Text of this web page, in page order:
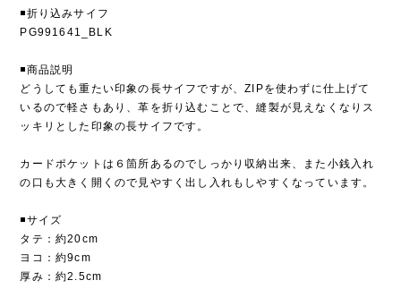
◾️折り込みサイフ
PG991641_BLK
◾️商品説明
どうしても重たい印象の長サイフですが、ZIPを使わずに仕上げて
いるので軽さもあり、革を折り込むことで、縫製が見えなくなりス
ッキリとした印象の長サイフです。
カードポケットは６箇所あるのでしっかり収納出来、また小銭入れ
の口も大きく開くので見やすく出し入れもしやすくなっています。
◾️サイズ
タテ：約20cm
ヨコ：約9cm
厚み：約2.5cm